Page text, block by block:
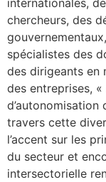
chercheurs, des
spécialistes des
des dirigeants en
des entreprises,
d’autonomisation
travers cette
l’accent sur les
du secteur et
intersectorielle